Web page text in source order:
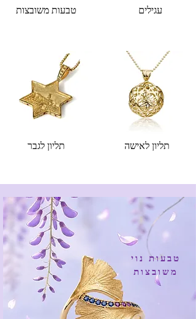
טבעות משובצות עגילים
תליון לגבר תליון לאישה
טבעות נוי
משובצות